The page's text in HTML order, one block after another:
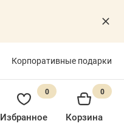
Корпоративные подарки
Избранное
0
Корзина
0